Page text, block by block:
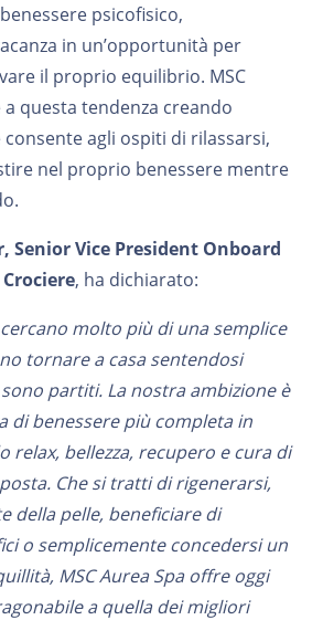
psicofisico,
in un’opportunità per
il proprio equilibrio. MSC
questa tendenza creando
consente agli ospiti di rilassarsi,
nel proprio benessere mentre
Senior Vice President Onboard
Crociere, ha dichiarato:
molto più di una semplice
tornare a casa sentendosi
partiti. La nostra ambizione è
di benessere più completa in
relax, bellezza, recupero e cura di
Che si tratti di rigenerarsi,
della pelle, beneficiare di
o semplicemente concedersi un
MSC Aurea Spa offre oggi
a quella dei migliori